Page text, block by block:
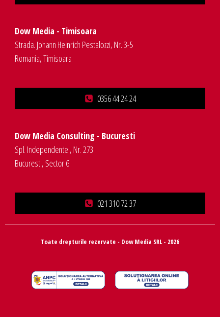
Dow Media - Timisoara
Strada. Johann Heinrich Pestalozzi, Nr. 3-5
Romania, Timisoara
0356 44 24 24
Dow Media Consulting - Bucuresti
Spl. Independentei, Nr. 273
Bucuresti, Sector 6
021 310 72 37
Toate drepturile rezervate - Dow Media SRL - 2026